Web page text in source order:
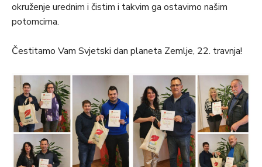
okruženje urednim i čistim i takvim ga ostavimo našim
potomcima.
Čestitamo Vam Svjetski dan planeta Zemlje, 22. travnja!